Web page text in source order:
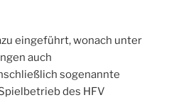
eingeführt, wonach unter
auch
sogenannte
des HFV